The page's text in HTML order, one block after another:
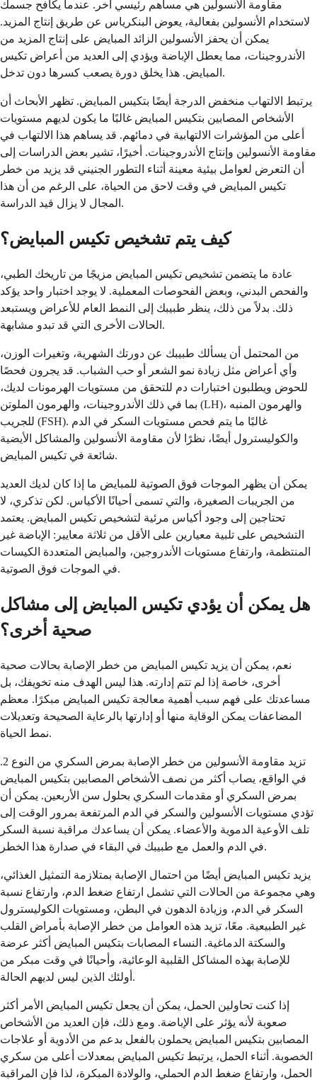
مقاومة الأنسولين هي مساهم رئيسي آخر. عندما يكافح جسمك
لاستخدام الأنسولين بفعالية، يعوض البنكرياس عن طريق إنتاج المزيد.
يمكن أن يحفز الأنسولين الزائد المبايض على إنتاج المزيد من
الأندروجينات، مما يعطل الإباضة ويؤدي إلى العديد من أعراض تكيس
المبايض. هذا يخلق دورة يصعب كسرها دون تدخل.
يرتبط الالتهاب منخفض الدرجة أيضًا بتكيس المبايض. تظهر الأبحاث أن
الأشخاص المصابين بتكيس المبايض غالبًا ما يكون لديهم مستويات
أعلى من المؤشرات الالتهابية في دمائهم. قد يساهم هذا الالتهاب في
مقاومة الأنسولين وإنتاج الأندروجينات. أخيرًا، تشير بعض الدراسات إلى
أن التعرض لعوامل بيئية معينة أثناء التطور الجنيني قد يزيد من خطر
تكيس المبايض في وقت لاحق من الحياة، على الرغم من أن هذا
المجال لا يزال قيد الدراسة.
كيف يتم تشخيص تكيس المبايض؟
عادة ما يتضمن تشخيص تكيس المبايض مزيجًا من تاريخك الطبي،
والفحص البدني، وبعض الفحوصات المعملية. لا يوجد اختبار واحد يؤكد
ذلك. بدلاً من ذلك، ينظر طبيبك إلى النمط العام للأعراض ويستبعد
الحالات الأخرى التي قد تبدو مشابهة.
من المحتمل أن يسألك طبيبك عن دورتك الشهرية، وتغيرات الوزن،
وأي أعراض مثل زيادة نمو الشعر أو حب الشباب. قد يجرون فحصًا
للحوض ويطلبون اختبارات دم للتحقق من مستويات الهرمونات لديك،
بما في ذلك الأندروجينات، والهرمون الملوتن (LH)، والهرمون المنبه
للجريب (FSH). غالبًا ما يتم فحص مستويات السكر في الدم
والكوليسترول أيضًا، نظرًا لأن مقاومة الأنسولين والمشاكل الأيضية
شائعة في تكيس المبايض.
يمكن أن يظهر الموجات فوق الصوتية للمبايض ما إذا كان لديك العديد
من الجريبات الصغيرة، والتي تسمى أحيانًا الأكياس. لكن تذكري، لا
تحتاجين إلى وجود أكياس مرئية لتشخيص تكيس المبايض. يعتمد
التشخيص على تلبية معيارين على الأقل من ثلاثة معايير: الإباضة غير
المنتظمة، وارتفاع مستويات الأندروجين، والمبايض المتعددة الكيسات
في الموجات فوق الصوتية.
هل يمكن أن يؤدي تكيس المبايض إلى مشاكل
صحية أخرى؟
نعم، يمكن أن يزيد تكيس المبايض من خطر الإصابة بحالات صحية
أخرى، خاصة إذا لم تتم إدارته. هذا ليس الهدف منه تخويفك، بل
مساعدتك على فهم سبب أهمية معالجة تكيس المبايض مبكرًا. معظم
المضاعفات يمكن الوقاية منها أو إدارتها بالرعاية الصحيحة وتعديلات
نمط الحياة.
تزيد مقاومة الأنسولين من خطر الإصابة بمرض السكري من النوع 2.
في الواقع، يصاب أكثر من نصف الأشخاص المصابين بتكيس المبايض
بمرض السكري أو مقدمات السكري بحلول سن الأربعين. يمكن أن
تؤدي مستويات الأنسولين والسكر في الدم المرتفعة بمرور الوقت إلى
تلف الأوعية الدموية والأعضاء. يمكن أن يساعدك مراقبة نسبة السكر
في الدم والعمل مع طبيبك في البقاء في صدارة هذا الخطر.
يزيد تكيس المبايض أيضًا من احتمال الإصابة بمتلازمة التمثيل الغذائي،
وهي مجموعة من الحالات التي تشمل ارتفاع ضغط الدم، وارتفاع نسبة
السكر في الدم، وزيادة الدهون في البطن، ومستويات الكوليسترول
غير الطبيعية. معًا، تزيد هذه العوامل من خطر الإصابة بأمراض القلب
والسكتة الدماغية. النساء المصابات بتكيس المبايض أكثر عرضة
للإصابة بهذه المشاكل القلبية الوعائية، وأحيانًا في وقت مبكر من
أولئك الذين ليس لديهم الحالة.
إذا كنت تحاولين الحمل، يمكن أن يجعل تكيس المبايض الأمر أكثر
صعوبة لأنه يؤثر على الإباضة. ومع ذلك، فإن العديد من الأشخاص
المصابين بتكيس المبايض يحملون بالفعل بدعم من الأدوية أو علاجات
الخصوبة. أثناء الحمل، يرتبط تكيس المبايض بمعدلات أعلى من سكري
الحمل، وارتفاع ضغط الدم الحملي، والولادة المبكرة، لذا فإن المراقبة